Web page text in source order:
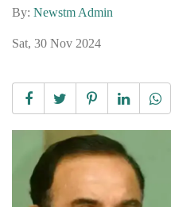
By: Newstm Admin
Sat, 30 Nov 2024